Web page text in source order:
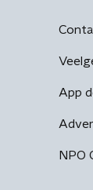
App
NPO